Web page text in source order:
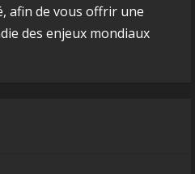
afin de vous offrir une
des enjeux mondiaux